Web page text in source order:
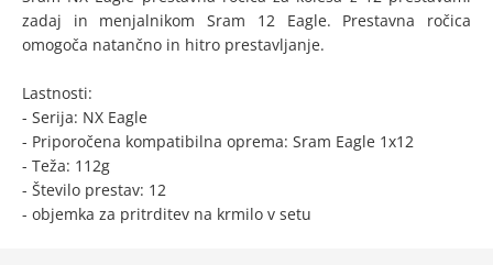
zadaj in menjalnikom Sram 12 Eagle. Prestavna ročica
omogoča natančno in hitro prestavljanje.
Lastnosti:
- Serija: NX Eagle
- Priporočena kompatibilna oprema: Sram Eagle 1x12
- Teža: 112g
- Število prestav: 12
- objemka za pritrditev na krmilo v setu